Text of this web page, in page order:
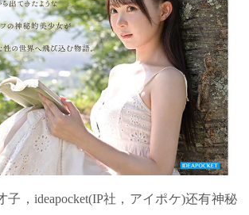
子，ideapocket(IP社，アイポケ)还有神秘